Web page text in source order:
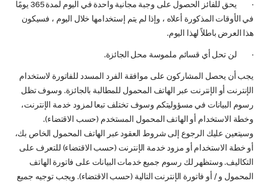
· يحق للفائز الحصول على وجبة مجانية واحدة في اليوم لمدة 365 يومًا
في الأوقات المذكورة أعلاه ، وإذا لم يتم إستخدامها خلال اليوم ، فسيكون
هذا العرض باطلاً لهذا اليوم.
· لن تحل أي قسائم ملموسة محل الجائزة.
يجب أن يحصل المشاركون على موافقة الفرد المسدد للفاتورة لاستخدام
الإنترنت أو الإنترنت عبر الهاتف المحمول للمطالبة بالجائزة. وسوف تظل
رسوم البيانات في مسؤوليتكم وسوف تختلف تبعا لمزود خدمة الإنترنت،
وخطة الاستخدام أو الهاتف المحمول المستخدم (حسب الاقتضاء).
وسيتعين عليك الرجوع إلى شروط العقود عبر الهاتف المحمول الخاص بك،
أو خطة الاستخدام أو مزود خدمة الإنترنت (حسب الاقتضاء) للتعرف على
التكاليف. وستظهر لك رسوم جميع خدمات البيانات على فاتورة الهاتف
المحمول و / أو فاتورة الإنترنت التالية (حسب الاقتضاء). ويجب توجيه جميع